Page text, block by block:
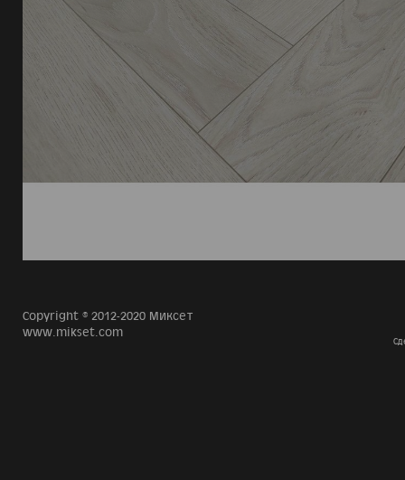
Copyright © 2012-2020 Миксет
www.mikset.com